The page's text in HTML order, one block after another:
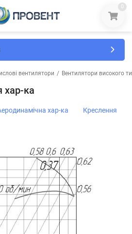
0
вентилятори / Вентилятори високого
хар-ка
хар-ка Креслення